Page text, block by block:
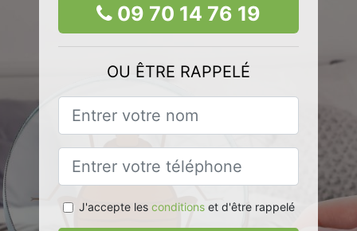
09 70 14 76 19
OU ÊTRE RAPPELÉ
J'accepte les conditionset d'être rappelé